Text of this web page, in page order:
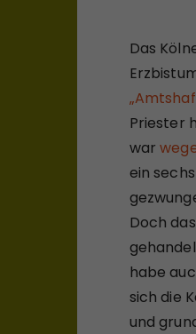
Das
Priester
war
ein
Doch
habe
sich die
und